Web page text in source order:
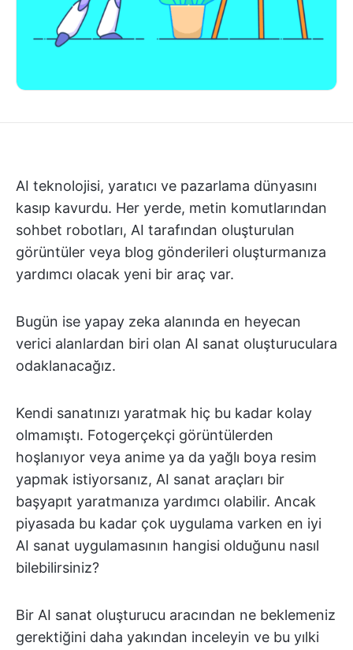
AI teknolojisi, yaratıcı ve pazarlama dünyasını
kasıp kavurdu. Her yerde, metin komutlarından
sohbet robotları, AI tarafından oluşturulan
görüntüler veya blog gönderileri oluşturmanıza
yardımcı olacak yeni bir araç var.
Bugün ise yapay zeka alanında en heyecan
verici alanlardan biri olan AI sanat oluşturuculara
odaklanacağız.
Kendi sanatınızı yaratmak hiç bu kadar kolay
olmamıştı. Fotogerçekçi görüntülerden
hoşlanıyor veya anime ya da yağlı boya resim
yapmak istiyorsanız, AI sanat araçları bir
başyapıt yaratmanıza yardımcı olabilir. Ancak
piyasada bu kadar çok uygulama varken en iyi
AI sanat uygulamasının hangisi olduğunu nasıl
bilebilirsiniz?
Bir AI sanat oluşturucu aracından ne beklemeniz
gerektiğini daha yakından inceleyin ve bu yılki